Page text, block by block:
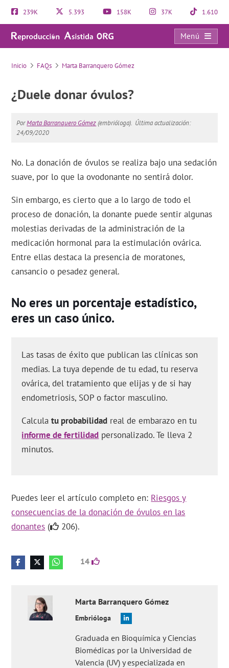
239K 5.393 158K 37K 1.610
Menú
FAQs
Inicio FAQs Marta Barranquero Gómez
¿Duele donar óvulos?
PorMarta Barranquero Gómez(embrióloga). Última actualización:
24/09/2020
No. La donación de óvulos se realiza bajo una sedación
suave, por lo que la ovodonante no sentirá dolor.
Sin embargo, es cierto que a lo largo de todo el
proceso de donación, la donante puede sentir algunas
molestias derivadas de la administración de la
medicación hormonal para la estimulación ovárica.
Entre ellas destaca la presencia de moratones,
cansancio o pesadez general.
No eres un porcentaje estadístico,
eres un caso único.
Las tasas de éxito que publican las clínicas son
medias. La tuya depende de tu edad, tu reserva
ovárica, del tratamiento que elijas y de si hay
endometriosis, SOP o factor masculino.
Calculatu probabilidad real de embarazo en tu
informe de fertilidad personalizado. Te lleva 2
minutos.
Puedes leer el artículo completo en: Riesgos y
consecuencias de la donación de óvulos en las
donantes ( 206).
14
Marta Barranquero Gómez
Embrióloga
Graduada en Bioquímica y Ciencias
Biomédicas por la Universidad de
Valencia (UV) y especializada en